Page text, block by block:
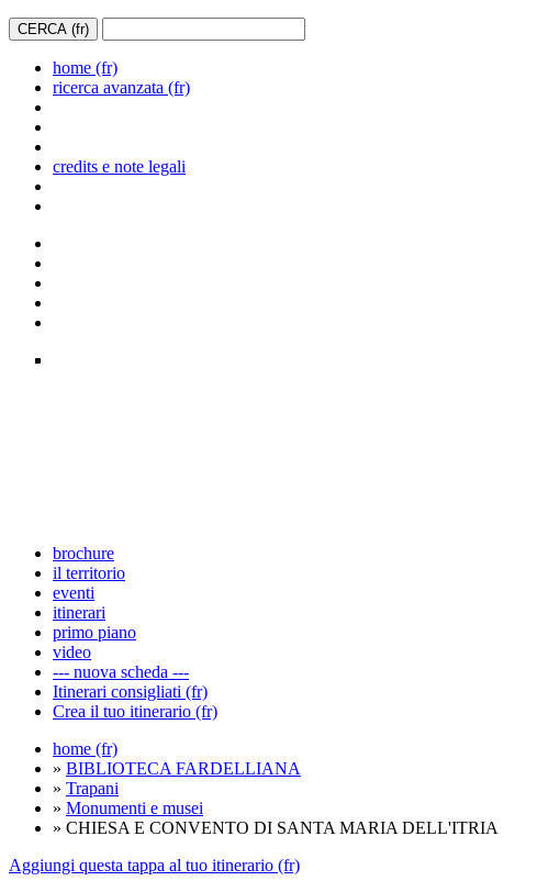
home (fr)
ricerca avanzata (fr)
credits e note legali
brochure
il territorio
eventi
itinerari
primo piano
video
--- nuova scheda ---
Itinerari consigliati (fr)
Crea il tuo itinerario (fr)
home (fr)
» BIBLIOTECA FARDELLIANA
» Trapani
» Monumenti e musei
» CHIESA E CONVENTO DI SANTA MARIA DELL'ITRIA
Aggiungi questa tappa al tuo itinerario (fr)